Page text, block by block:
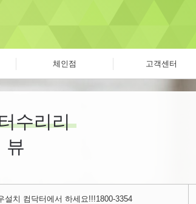
체인점 고객센터
수리리
뷰
설치 컴닥터에서 하세요!!!1800-3354